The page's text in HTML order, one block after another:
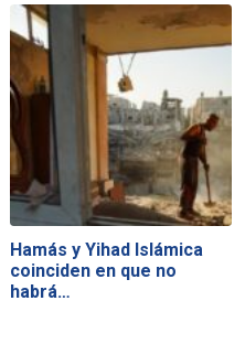
Hamás y Yihad Islámica
coinciden en que no
habrá…